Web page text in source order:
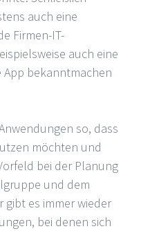
auch eine
Firmen-IT-
auch eine
App bekanntmachen
so, dass
möchten und
bei der Planung
und dem
gibt es immer wieder
bei denen sich